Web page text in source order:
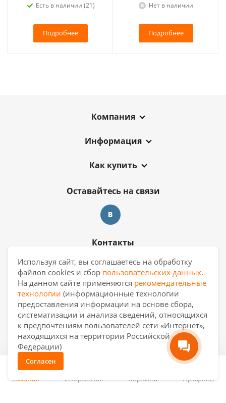
Есть в наличии (21)
Подробнее
Нет в наличии
Подробнее
Компания
Информация
Как купить
Оставайтесь на связи
Контакты
8 909 017 69 26
ekb.manager@casa-ceramica.ru
Екатеринбург,ул. Новинская 2, склад
"С17"
2026 © АО "Уралкерамика"
Используя сайт, вы соглашаетесь на обработку
файлов cookies и сбор пользовательских данных.
На данном сайте применяются рекомендательные
технологии (информационные технологии
предоставления информации на основе сбора,
систематизации и анализа сведений, относящихся
к предпочтениям пользователей сети «Интернет»,
находящихся на территории Российской
Федерации)
Согласен
Главная Избранное Корзина Профиль